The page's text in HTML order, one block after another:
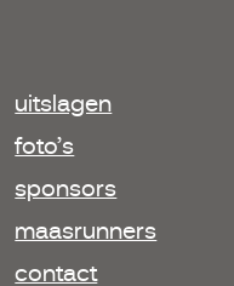
uitslagen
foto’s
sponsors
maasrunners
contact